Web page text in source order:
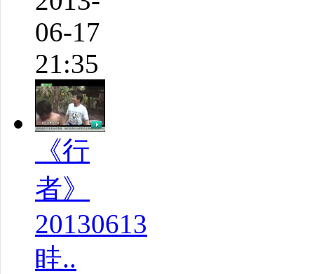
06-17
21:35
《行
者》
20130613
眭..